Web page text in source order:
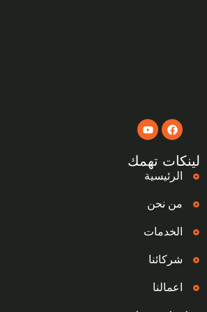
لينكات تهمك
الرئيسية
من نحن
الخدمات
شركائنا
اعمالنا